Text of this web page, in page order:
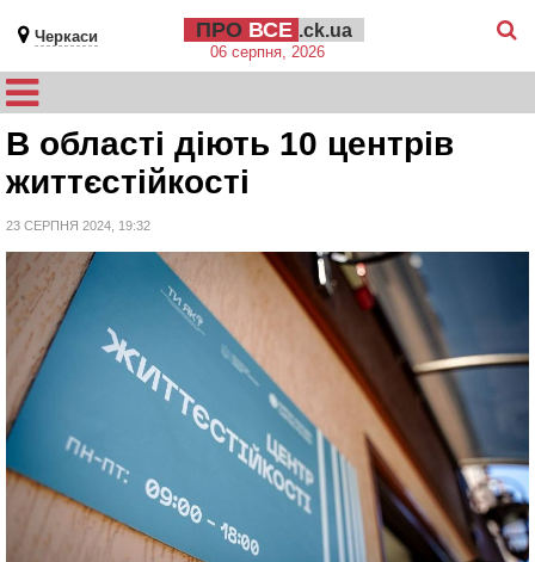
Черкаси ПРО ВСЕ .ck.ua
06 серпня, 2026
В області діють 10 центрів
життєстійкості
23 СЕРПНЯ 2024, 19:32